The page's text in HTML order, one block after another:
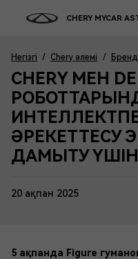
CHERY MYCAR
Негізгі / Chery әлемі /
CHERY МЕН
ӘРЕКЕТТЕСУ
ДАМЫТУ ҮШІН
20 ақпан 2025
5 ақпанда Figure